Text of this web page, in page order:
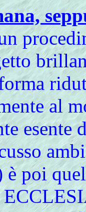
al
esente
è poi